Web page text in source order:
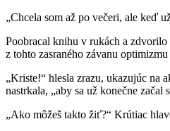
„Chcela som až po večeri, ale keď
Poobracal knihu v rukách a
z tohto zasraného závanu
„Kriste!“ hlesla zrazu, ukazujúc na
nastrkala, „aby sa už konečne začal
„Ako môžeš takto žiť?“ Krútiac